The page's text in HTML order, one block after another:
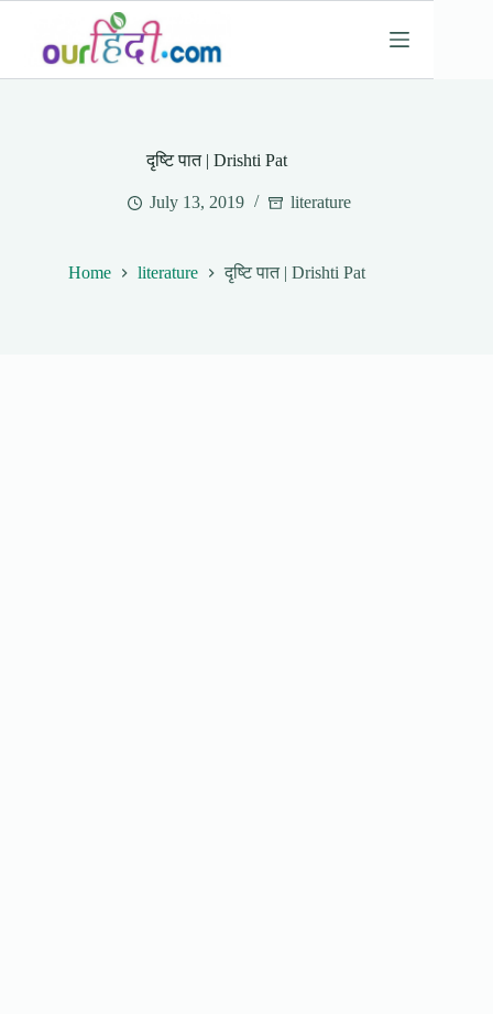
content
दृष्टि पात | Drishti Pat
July 13, 2019 literature
Home literature दृष्टि पात | Drishti Pat